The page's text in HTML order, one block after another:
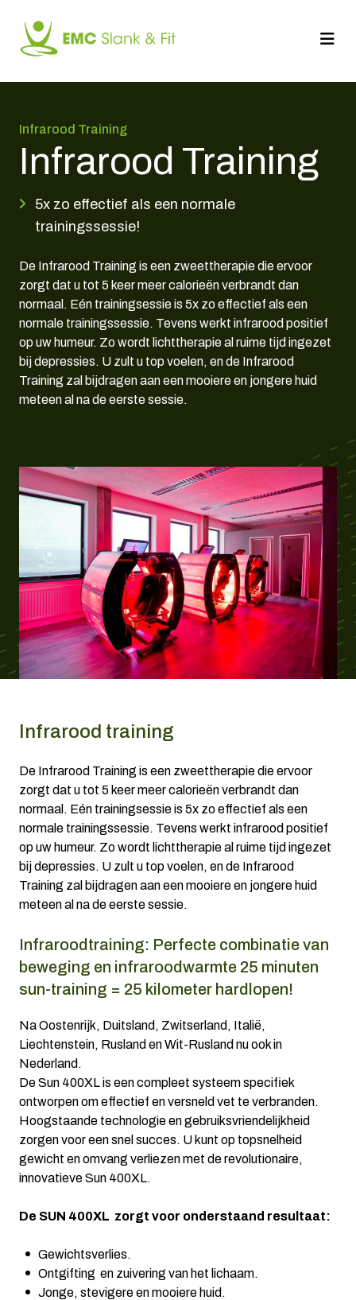
artikel
Infrarood Training
Infrarood Training
5x zo effectief als een normale
trainingssessie!
De Infrarood Training is een zweettherapie die ervoor
zorgt dat u tot 5 keer meer calorieën verbrandt dan
normaal. Eén trainingsessie is 5x zo effectief als een
normale trainingssessie. Tevens werkt infrarood positief
op uw humeur. Zo wordt lichttherapie al ruime tijd ingezet
bij depressies. U zult u top voelen, en de Infrarood
Training zal bijdragen aan een mooiere en jongere huid
meteen al na de eerste sessie.
Infrarood training
De Infrarood Training is een zweettherapie die ervoor
zorgt dat u tot 5 keer meer calorieën verbrandt dan
normaal. Eén trainingsessie is 5x zo effectief als een
normale trainingssessie. Tevens werkt infrarood positief
op uw humeur. Zo wordt lichttherapie al ruime tijd ingezet
bij depressies. U zult u top voelen, en de Infrarood
Training zal bijdragen aan een mooiere en jongere huid
meteen al na de eerste sessie.
Infraroodtraining: Perfecte combinatie van
beweging en infraroodwarmte 25 minuten
sun-training = 25 kilometer hardlopen!
Na Oostenrijk, Duitsland, Zwitserland, Italië,
Liechtenstein, Rusland en Wit-Rusland nu ook in
Nederland.
De Sun 400XL is een compleet systeem specifiek
ontworpen om effectief en versneld vet te verbranden.
Hoogstaande technologie en gebruiksvriendelijkheid
zorgen voor een snel succes. U kunt op topsnelheid
gewicht en omvang verliezen met de revolutionaire,
innovatieve Sun 400XL.
De SUN 400XL zorgt voor onderstaand resultaat:
Gewichtsverlies.
Ontgifting en zuivering van het lichaam.
Jonge, stevigere en mooiere huid.